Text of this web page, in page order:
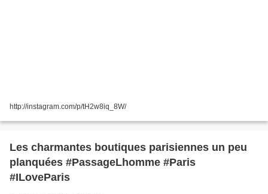
http://instagram.com/p/tH2w8iq_8W/
Les charmantes boutiques parisiennes un peu
planquées #PassageLhomme #Paris
#ILoveParis